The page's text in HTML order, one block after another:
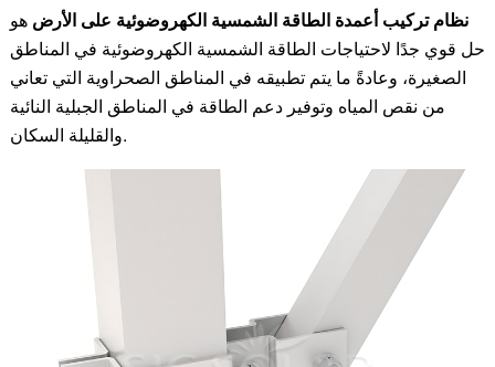
نظام تركيب أعمدة الطاقة الشمسية الكهروضوئية على الأرضهو
حل قوي جدًا لاحتياجات الطاقة الشمسية الكهروضوئية في المناطق
الصغيرة، وعادةً ما يتم تطبيقه في المناطق الصحراوية التي تعاني
من نقص المياه وتوفير دعم الطاقة في المناطق الجبلية النائية
والقليلة السكان.